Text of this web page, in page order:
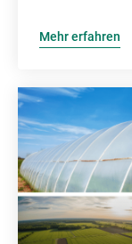
Mehr erfahren